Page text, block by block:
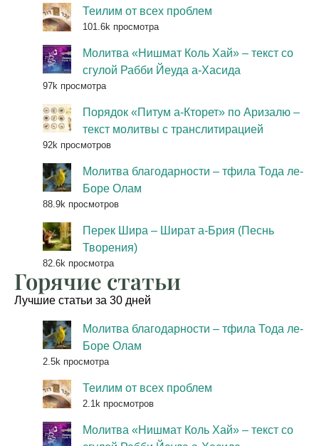
Теилим от всех проблем
101.6k просмотра
Молитва «Нишмат Коль Хай» – текст со
сгулой Рабби Йеуда а-Хасида
97k просмотра
Порядок «Питум а-Кторет» по Аризалю –
текст молитвы с транслитирацией
92k просмотров
Молитва благодарности – тфила Тода ле-
Боре Олам
88.9k просмотров
Перек Шира – Шират а-Брия (Песнь
Творения)
82.6k просмотра
Горячие статьи
Лучшие статьи за 30 дней
Молитва благодарности – тфила Тода ле-
Боре Олам
2.5k просмотра
Теилим от всех проблем
2.1k просмотров
Молитва «Нишмат Коль Хай» – текст со